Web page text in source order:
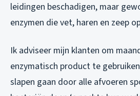
leidingen beschadigen, maar
enzymen die vet, haren en zeep
Ik adviseer mijn klanten om
enzymatisch product te
slapen gaan door alle afvoeren